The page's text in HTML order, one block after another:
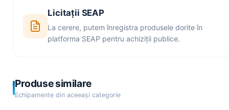
Licitații SEAP
La cerere, putem înregistra produsele dorite în
platforma SEAP pentru achiziții publice.
Produse similare
Echipamente din aceeași categorie